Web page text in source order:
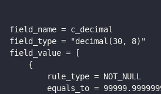
field_name = c_decimal
field_type = "decimal(30, 8)"
field_value = [
{
rule_type = NOT_NULL
equals_to =